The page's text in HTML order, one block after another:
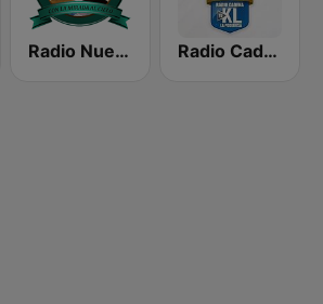
Radio Nueva Jerusalem Radio Cadena YSKL La Poderosa